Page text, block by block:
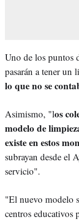
Uno de los puntos
pasarán a tener un
lo que no se
Asimismo, "los
modelo de
existe en estos
subrayan desde el
servicio".
"El nuevo modelo
centros educativos